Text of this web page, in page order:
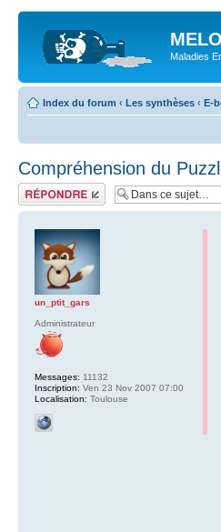
Maladies
Index du forum ‹ Les synthèses ‹ E-
Compréhension du
Répondre
un_ptit_gars
Administrateur
Messages: 11132
Inscription: Ven 23 Nov 2007 07:00
Localisation: Toulouse